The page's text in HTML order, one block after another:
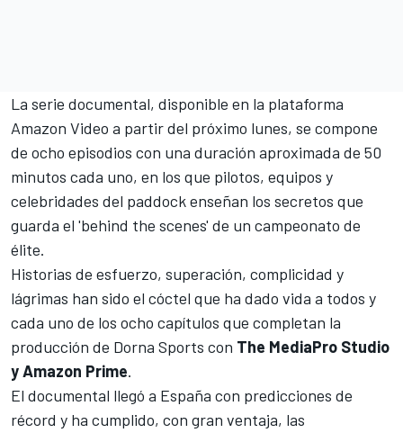
La serie documental, disponible en la plataforma
Amazon Video a partir del próximo lunes, se compone
de ocho episodios con una duración aproximada de 50
minutos cada uno, en los que pilotos, equipos y
celebridades del paddock enseñan los secretos que
guarda el 'behind the scenes' de un campeonato de
élite.
Historias de esfuerzo, superación, complicidad y
lágrimas han sido el cóctel que ha dado vida a todos y
cada uno de los ocho capítulos que completan la
producción de Dorna Sports con The MediaPro Studio
y Amazon Prime.
El documental llegó a España con predicciones de
récord y ha cumplido, con gran ventaja, las